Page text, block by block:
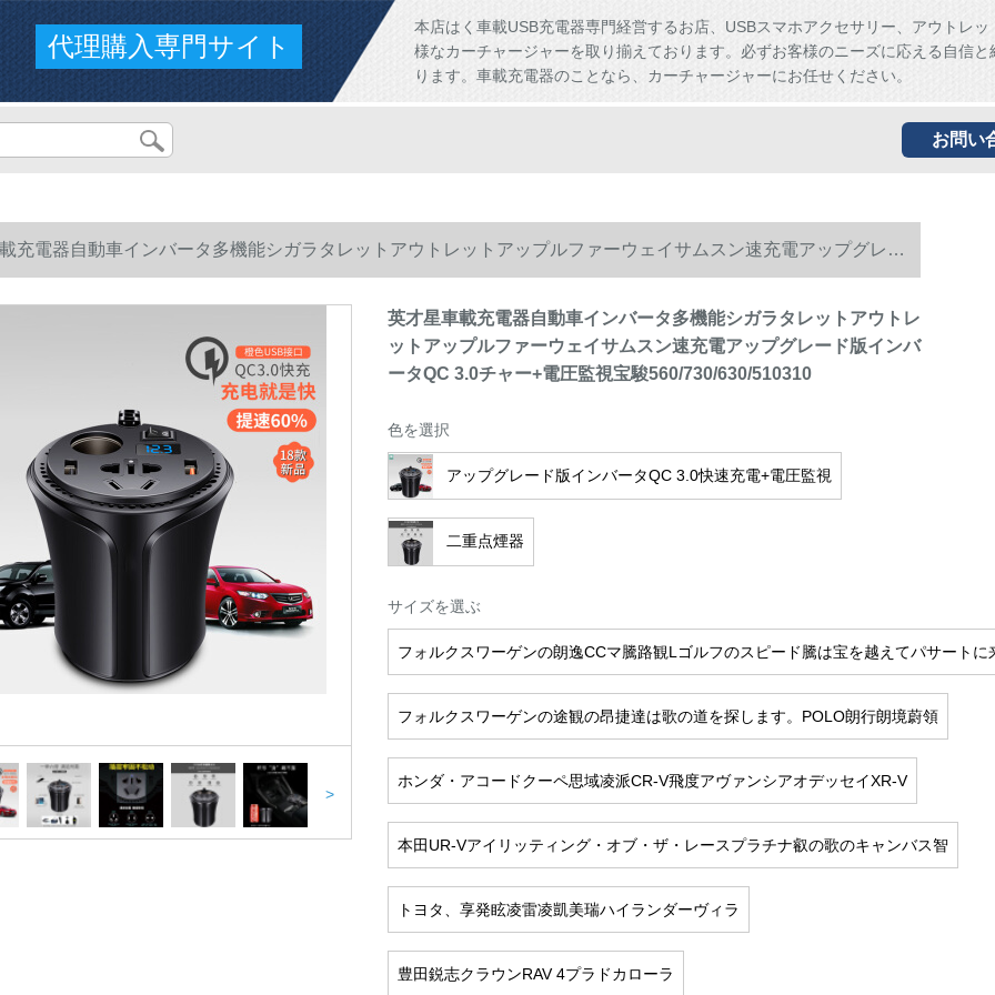
代理購入専門サイト
本店はく車載USB充電器専門経営するお店、USBスマホアクセサリー、アウトレッ
様なカーチャージャーを取り揃えております。必ずお客様のニーズに応える自信と
ります。車載充電器のことなら、カーチャージャーにお任せください。
お問い
充電器自動車インバータ多機能シガラタレットアウトレットアップルファーウェイサムスン速充電アップグレー
タQC 3.0チャー+電圧監視宝駿560/730/630/510310
>
英才星車載充電器自動車インバータ多機能シガラタレットアウトレ
ットアップルファーウェイサムスン速充電アップグレード版インバ
ータQC 3.0チャー+電圧監視宝駿560/730/630/510310
色を選択
アップグレード版インバータQC 3.0快速充電+電圧監視
二重点煙器
サイズを選ぶ
フォルクスワーゲンの朗逸CCマ騰路観Lゴルフのスピード騰は宝を越えてパサートに
フォルクスワーゲンの途観の昂捷達は歌の道を探します。POLO朗行朗境蔚領
ホンダ・アコードクーペ思域凌派CR-V飛度アヴァンシアオデッセイXR-V
本田UR-Vアイリッティング・オブ・ザ・レースプラチナ叡の歌のキャンバス智
トヨタ、享発眩凌雷凌凱美瑞ハイランダーヴィラ
豊田鋭志クラウンRAV 4プラドカローラ